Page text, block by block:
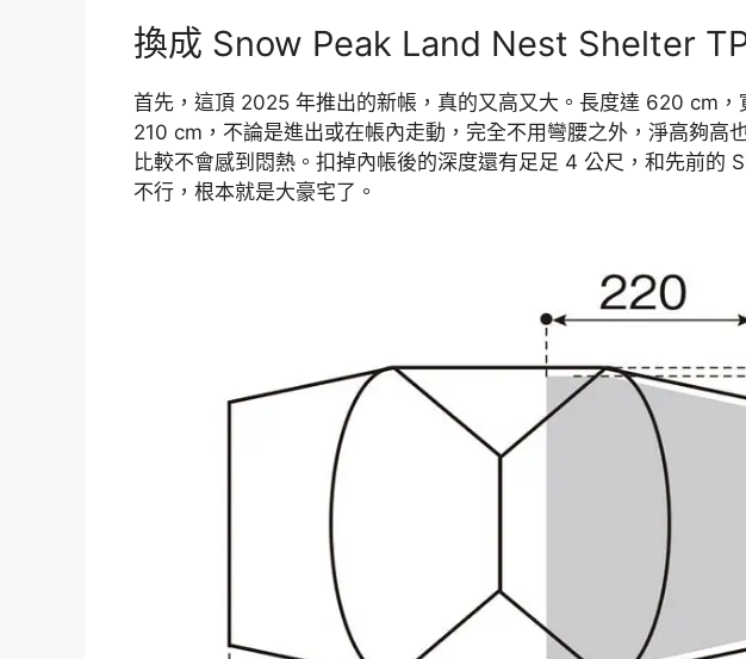
換成 Snow Peak Land Nest Shelter
首先，這頂 2025 年推出的新帳，真的又高又大。長度達 620 cm
210 cm，不論是進出或在帳內走動，完全不用彎腰之外，淨高夠高
比較不會感到悶熱。扣掉內帳後的深度還有足足 4 公尺，和先前的
不行，根本就是大豪宅了。